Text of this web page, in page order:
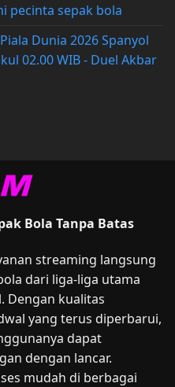
pecinta sepak bola
Dunia 2026 Spanyol
02.00 WIB - Duel Akbar
Bola Tanpa Batas
streaming langsung
dari liga-liga utama
Dengan kualitas
yang terus diperbarui,
dapat
dengan lancar.
mudah di berbagai